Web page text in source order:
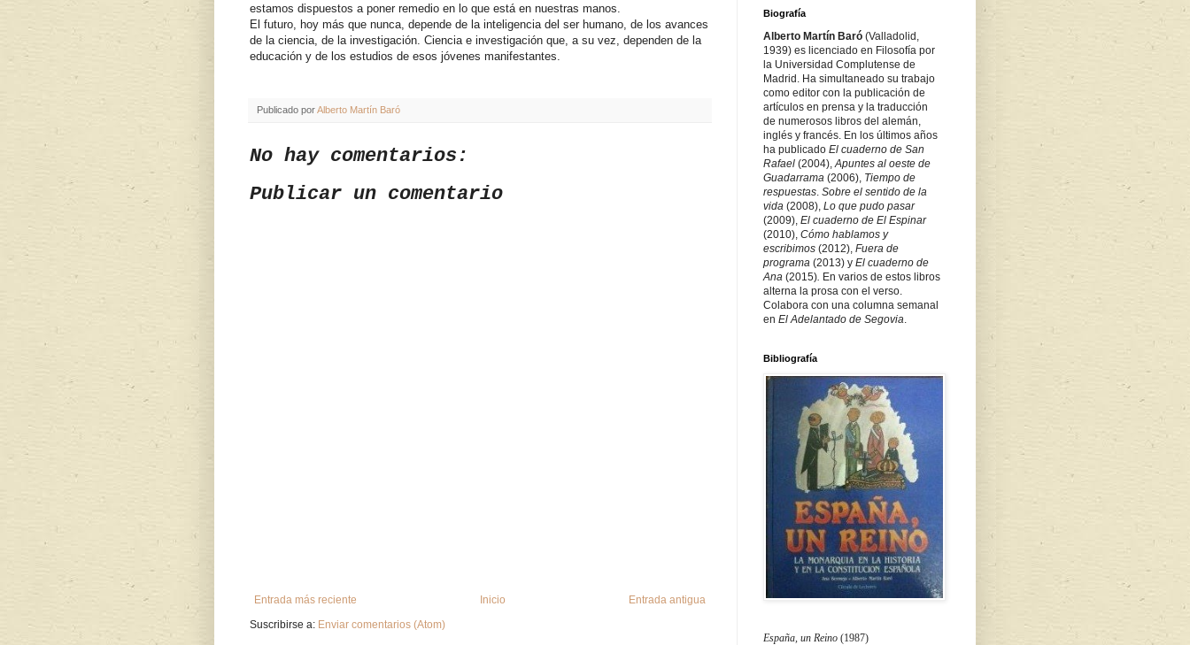
estamos dispuestos a poner remedio en lo que está en nuestras manos.
El futuro, hoy más que nunca, depende de la inteligencia del ser humano, de los avances
de la ciencia, de la investigación. Ciencia e investigación que, a su vez, dependen de la
educación y de los estudios de esos jóvenes manifestantes.
Publicado porAlberto Martín Baró
No hay comentarios:
Publicar un comentario
Entrada más reciente Entrada antigua
Inicio
Suscribirse a: Enviar comentarios (Atom)
Biografía
Alberto Martín Baró (Valladolid,
1939) es licenciado en Filosofía por
la Universidad Complutense de
Madrid. Ha simultaneado su trabajo
como editor con la publicación de
artículos en prensa y la traducción
de numerosos libros del alemán,
inglés y francés. En los últimos años
ha publicado El cuaderno de San
Rafael (2004), Apuntes al oeste de
Guadarrama (2006), Tiempo de
respuestas Sobre el sentido de la
vida (2008), Lo que pudo pasar
(2009), El cuaderno de El Espinar
(2010), Cómo hablamos y
escribimos (2012), Fuera de
programa (2013) y El cuaderno de
Ana (2015) En varios de estos libros
alterna la prosa con el verso.
Colabora con una columna semanal
en El Adelantado de Segovia
Bibliografía
España, un Reino (1987)